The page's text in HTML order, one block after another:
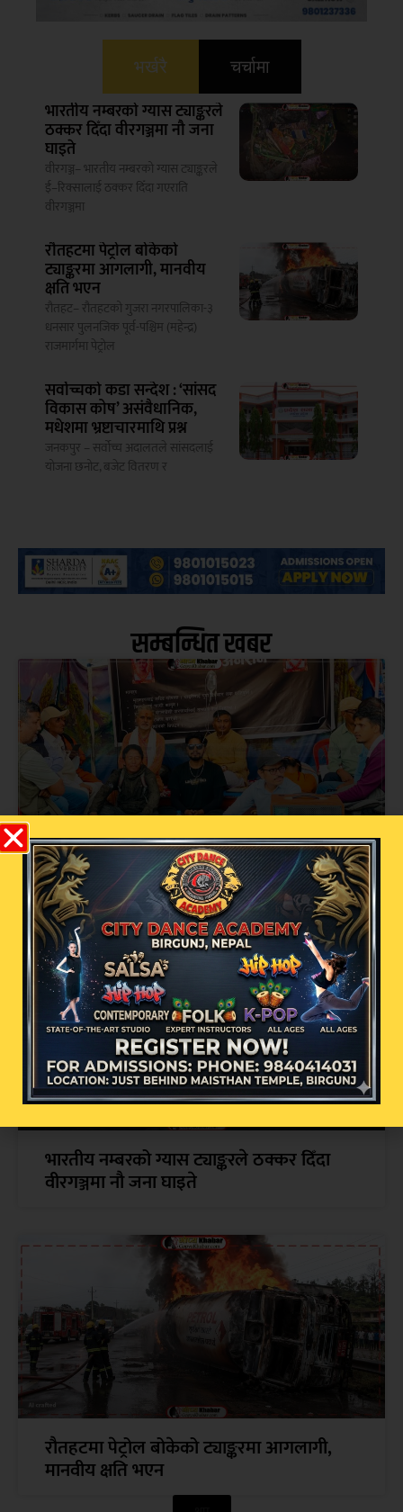
भर्खरै चर्चामा
भारतीय नम्बरको ग्यास ट्याङ्करले
ठक्कर दिँदा वीरगञ्जमा नौ जना
घाइते
वीरगञ्ज– भारतीय नम्बरको ग्यास ट्याङ्करले
ई–रिक्सालाई ठक्कर दिँदा गएराति
वीरगञ्जमा
रौतहटमा पेट्रोल बोकेको
ट्याङ्करमा आगलागी, मानवीय
क्षति भएन
रौतहट– रौतहटको गुजरा नगरपालिका-३
धनसार पुलनजिक पूर्व-पश्चिम (महेन्द्र)
राजमार्गमा पेट्रोल
सर्वोच्चको कडा सन्देश : ‘सांसद
विकास कोष’ असंवैधानिक,
मधेशमा भ्रष्टाचारमाथि प्रश्न
जनकपुर – सर्वोच्च अदालतले सांसदलाई
योजना छनोट, बजेट वितरण र
सम्बन्धित खबर
आठौँ दिनको आमरण अनशन: विनय यादवको
संघर्ष, योगदान र राज्यको मौनता
भारतीय नम्बरको ग्यास ट्याङ्करले ठक्कर दिँदा
वीरगञ्जमा नौ जना घाइते
रौतहटमा पेट्रोल बोकेको ट्याङ्करमा आगलागी,
मानवीय क्षति भएन